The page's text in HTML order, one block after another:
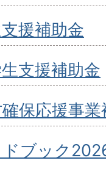
援補助金
支援補助金
保応援事業
ドブック